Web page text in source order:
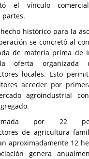
el vínculo
partes.
histórico para la
se concretó al
de materia prima de
oferta organizada
locales. Esto
acceder por
agroindustrial
por 22
de agricultura
aproximadamente 12
genera